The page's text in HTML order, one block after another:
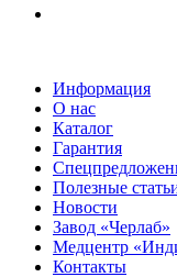
Информация
О нас
Каталог
Гарантия
Полезные
Новости
Завод «Черлаб»
Медцентр
Контакты